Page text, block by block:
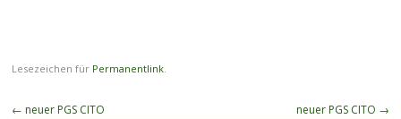
Lesezeichen für Permanentlink.
Beitragsnavigation
← neuer PGS CITO neuer PGS CITO →